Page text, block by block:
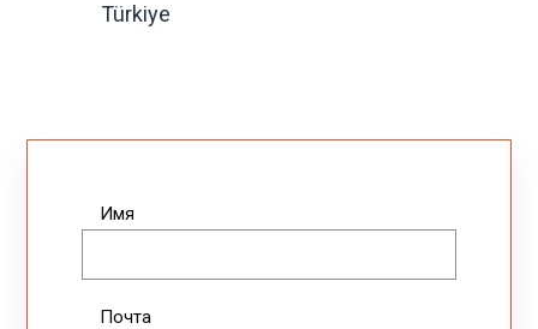
Türkiye
Имя
Почта